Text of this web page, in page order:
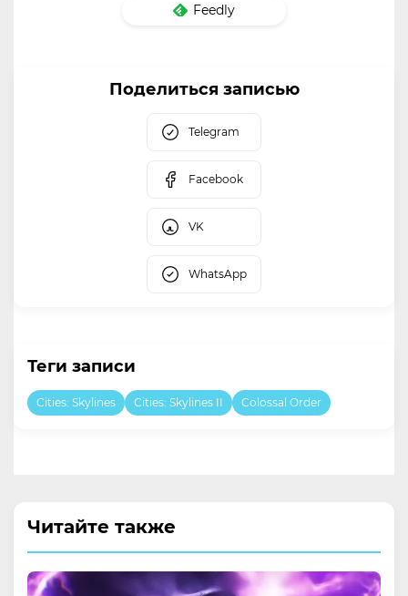
Feedly
Поделиться записью
Telegram
Facebook
VK
WhatsApp
Теги записи
Cities: Skylines Cities: Skylines II Colossal Order
Читайте также